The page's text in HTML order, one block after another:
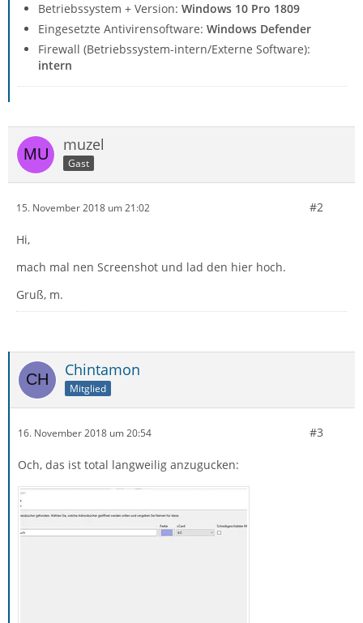
Betriebssystem + Version: Windows 10 Pro 1809
Eingesetzte Antivirensoftware: Windows Defender
Firewall (Betriebssystem-intern/Externe Software):
intern
muzel
Gast
15. November 2018 um 21:02 #2
Hi,
mach mal nen Screenshot und lad den hier hoch.
Gruß, m.
Chintamon
Mitglied
16. November 2018 um 20:54 #3
Och, das ist total langweilig anzugucken: